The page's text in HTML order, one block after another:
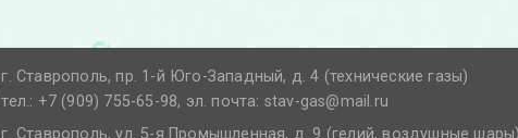
г. Ставрополь, пр. 1-й Юго-Западный, д. 4 (технические газы)
тел.: +7 (909) 755-65-98, эл. почта: stav-gas@mail.ru​
г. Ставрополь, ул. 5-я Промышленная, д. 9 (гелий, воздушные шары)